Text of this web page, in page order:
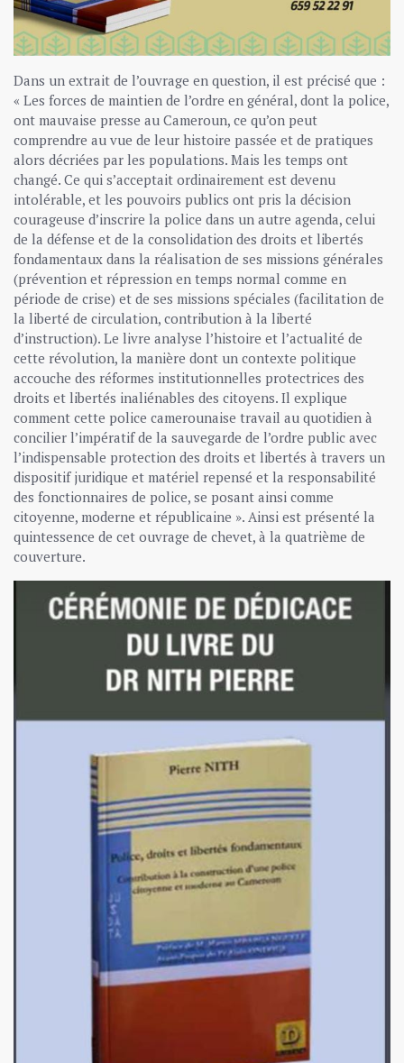
Dans un extrait de l’ouvrage en question, il est précisé que :
« Les forces de maintien de l’ordre en général, dont la police,
ont mauvaise presse au Cameroun, ce qu’on peut
comprendre au vue de leur histoire passée et de pratiques
alors décriées par les populations. Mais les temps ont
changé. Ce qui s’acceptait ordinairement est devenu
intolérable, et les pouvoirs publics ont pris la décision
courageuse d’inscrire la police dans un autre agenda, celui
de la défense et de la consolidation des droits et libertés
fondamentaux dans la réalisation de ses missions générales
(prévention et répression en temps normal comme en
période de crise) et de ses missions spéciales (facilitation de
la liberté de circulation, contribution à la liberté
d’instruction). Le livre analyse l’histoire et l’actualité de
cette révolution, la manière dont un contexte politique
accouche des réformes institutionnelles protectrices des
droits et libertés inaliénables des citoyens. Il explique
comment cette police camerounaise travail au quotidien à
concilier l’impératif de la sauvegarde de l’ordre public avec
l’indispensable protection des droits et libertés à travers un
dispositif juridique et matériel repensé et la responsabilité
des fonctionnaires de police, se posant ainsi comme
citoyenne, moderne et républicaine ». Ainsi est présenté la
quintessence de cet ouvrage de chevet, à la quatrième de
couverture.